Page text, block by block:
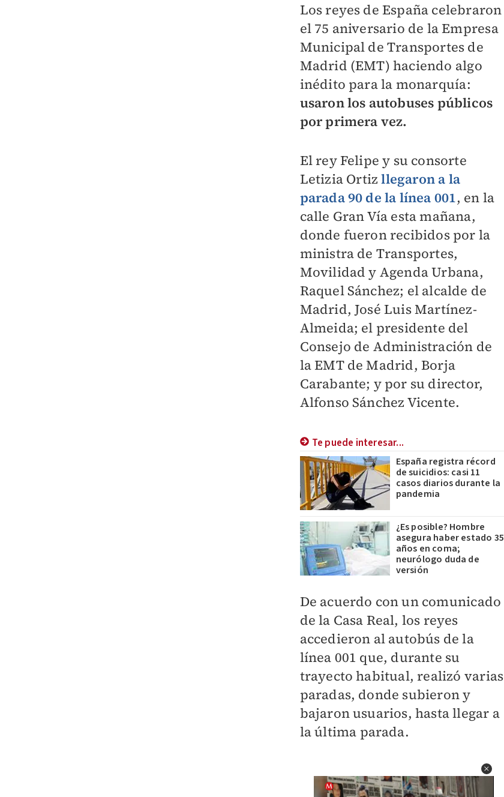
Los reyes de España celebraron
el 75 aniversario de la Empresa
Municipal de Transportes de
Madrid (EMT) haciendo algo
inédito para la monarquía:
usaron los autobuses públicos
por primera vez.
El rey Felipe y su consorte
Letizia Ortizllegaron a la
parada 90 de la línea 001, en la
calle Gran Vía esta mañana,
donde fueron recibidos por la
ministra de Transportes,
Movilidad y Agenda Urbana,
Raquel Sánchez; el alcalde de
Madrid, José Luis Martínez-
Almeida; el presidente del
Consejo de Administración de
la EMT de Madrid, Borja
Carabante; y por su director,
Alfonso Sánchez Vicente.
Te puede interesar...
España registra récord
de suicidios: casi 11
casos diarios durante la
pandemia
¿Es posible? Hombre
asegura haber estado 35
años en coma;
neurólogo duda de
versión
De acuerdo con un comunicado
de la Casa Real, los reyes
accedieron al autobús de la
línea 001 que, durante su
trayecto habitual, realizó varias
paradas, donde subieron y
bajaron usuarios, hasta llegar a
la última parada.